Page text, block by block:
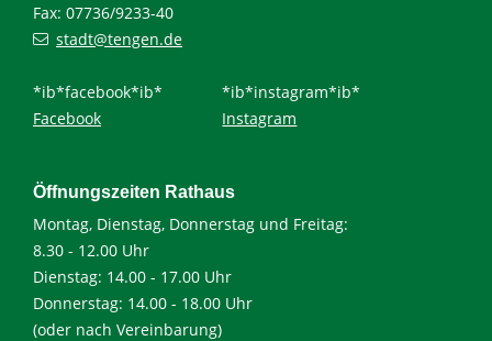
Fax: 07736/9233-40
stadt@tengen.de
*ib*facebook*ib*
Facebook
*ib*instagram*ib*
Instagram
Öffnungszeiten Rathaus
Montag, Dienstag, Donnerstag und Freitag:
8.30 - 12.00 Uhr
Dienstag: 14.00 - 17.00 Uhr
Donnerstag: 14.00 - 18.00 Uhr
(oder nach Vereinbarung)